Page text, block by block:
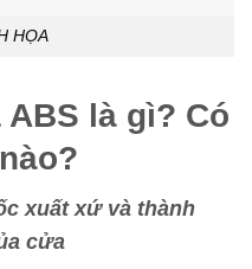
HỌA
là gì? Có
xuất xứ và thành
cửa